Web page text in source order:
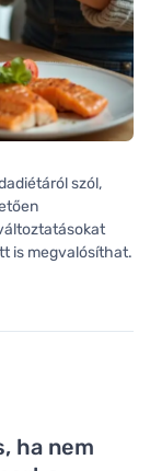
szól,
is megvalósíthat.
ha nem